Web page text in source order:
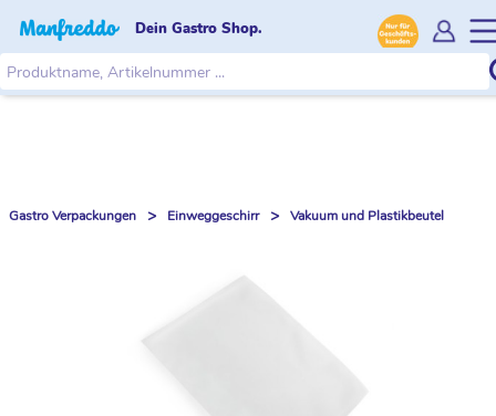
Dein Gastro Shop.
Gastro Verpackungen > Einweggeschirr > Vakuum und Plastikbeutel